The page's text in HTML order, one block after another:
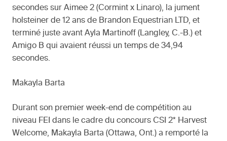
secondes sur Aimee 2 (Cormint x Linaro), la jument
holsteiner de 12 ans de Brandon Equestrian LTD, et
terminé juste avant Ayla Martinoff (Langley, C.-B.) et
Amigo B qui avaient réussi un temps de 34,94
secondes.
Makayla Barta
Durant son premier week-end de compétition au
niveau FEI dans le cadre du concours CSI 2* Harvest
Welcome, Makayla Barta (Ottawa, Ont.) a remporté la